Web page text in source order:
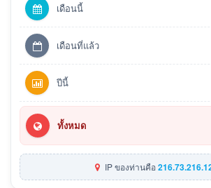
เดือนนี้
เดือนที่แล้ว
ปีนี้
ทั้งหมด
IP ของท่านคือ